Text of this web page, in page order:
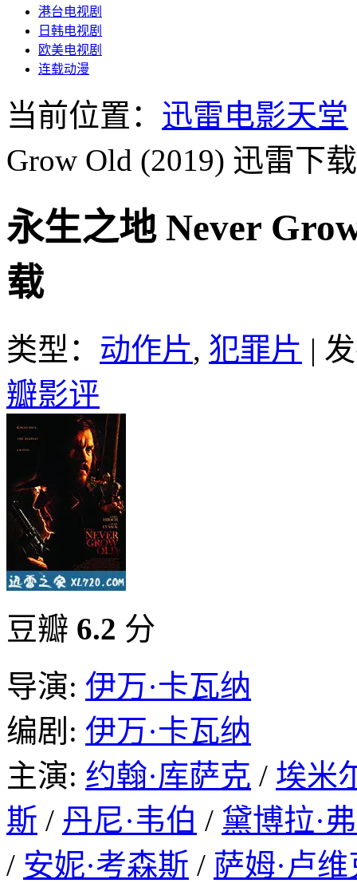
港台电视剧
日韩电视剧
欧美电视剧
连载动漫
当前位置： 迅雷电影天堂
Grow Old (2019) 迅雷下
永生之地 Never
载
类型： 动作片, 犯罪片 |
瓣影评
豆瓣 6.2 分
导演: 伊万·卡瓦纳
编剧: 伊万·卡瓦纳
主演: 约翰·库萨克 / 埃米
斯 / 丹尼·韦伯 / 黛博拉·
/ 安妮·考森斯 / 萨姆·卢维